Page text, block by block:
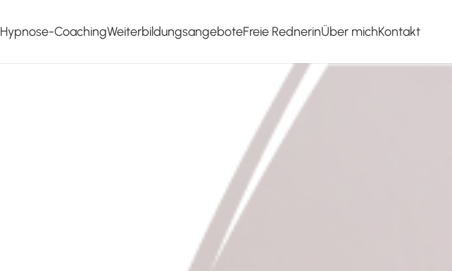
Hypnose-CoachingWeiterbildungsangeboteFreie RednerinÜber michKontakt